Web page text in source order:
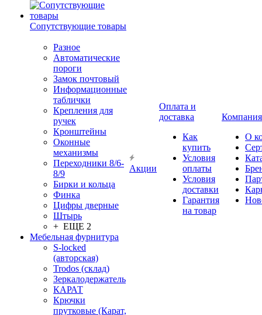
Сопутствующие товары
Разное
Автоматические
пороги
Замок почтовый
Информационные
таблички
Крепления для
ручек
Кронштейны
Оконные
механизмы
Переходники 8/6-
8/9
Бирки и кольца
Финка
Цифры дверные
Штырь
+ ЕЩЕ 2
Мебельная фурнитура
S-locked
(авторская)
Trodos (склад)
Зеркалодержатель
КАРАТ
Крючки
прутковые (Карат,
Акции
Оплата и
доставка
Как
купить
Условия
оплаты
Условия
доставки
Гарантия
на товар
Компания
О